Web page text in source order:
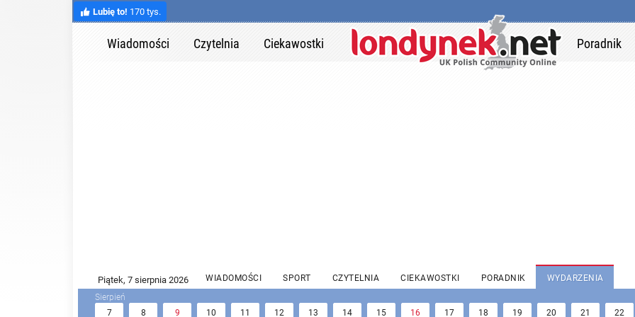
Lubię to! 170 tys.
Wiadomości Czytelnia Ciekawostki Poradnik
WIADOMOŚCI SPORT CZYTELNIA CIEKAWOSTKI PORADNIK WYDARZENIA
7 8 9 10 11 12 13 14 15 16 17 18 19 20 21 22